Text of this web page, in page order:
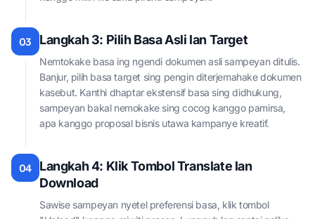
03 Langkah 3: Pilih Basa Asli lan Target
Nemtokake basa ing ngendi dokumen asli sampeyan ditulis.
Banjur, pilih basa target sing pengin diterjemahake dokumen
kasebut. Kanthi dhaptar ekstensif basa sing didhukung,
sampeyan bakal nemokake sing cocog kanggo pamirsa,
apa kanggo proposal bisnis utawa kampanye kreatif.
04
Langkah 4: Klik Tombol Translate lan
Download
Sawise sampeyan nyetel preferensi basa, klik tombol